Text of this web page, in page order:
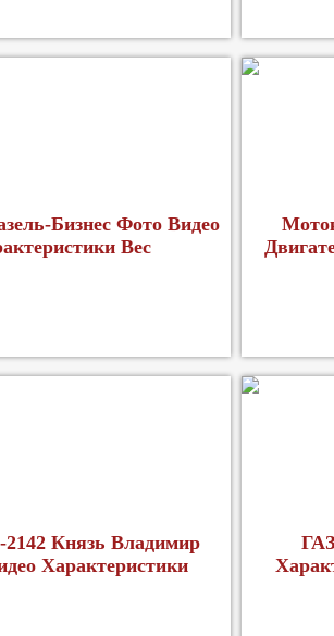
Бизнес Фото Видео
Вес
Князь Владимир
Характеристики